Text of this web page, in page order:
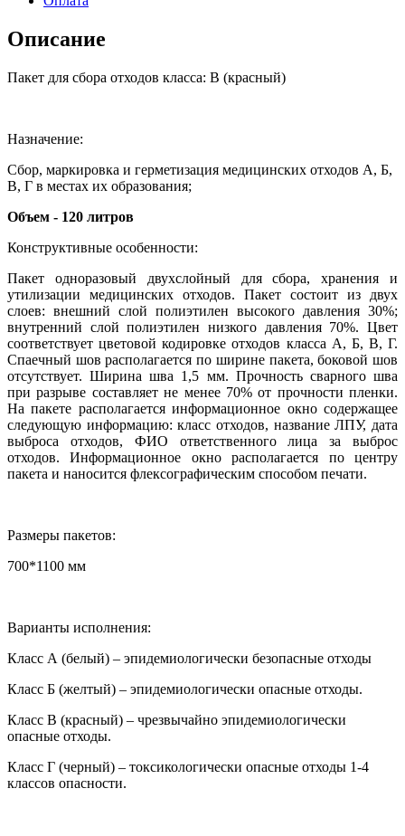
Описание
Пакет для сбора отходов класса: В (красный)
Назначение:
Сбор, маркировка и герметизация медицинских отходов А, Б,
В, Г в местах их образования;
Объем - 120 литров
Конструктивные особенности:
Пакет одноразовый двухслойный для сбора, хранения и
утилизации медицинских отходов. Пакет состоит из двух
слоев: внешний слой полиэтилен высокого давления 30%;
внутренний слой полиэтилен низкого давления 70%. Цвет
соответствует цветовой кодировке отходов класса А, Б, В, Г.
Спаечный шов располагается по ширине пакета, боковой шов
отсутствует. Ширина шва 1,5 мм. Прочность сварного шва
при разрыве составляет не менее 70% от прочности пленки.
На пакете располагается информационное окно содержащее
следующую информацию: класс отходов, название ЛПУ, дата
выброса отходов, ФИО ответственного лица за выброс
отходов. Информационное окно располагается по центру
пакета и наносится флексографическим способом печати.
Размеры пакетов:
700*1100 мм
Варианты исполнения:
Класс А (белый) – эпидемиологически безопасные отходы
Класс Б (желтый) – эпидемиологически опасные отходы.
Класс В (красный) – чрезвычайно эпидемиологически
опасные отходы.
Класс Г (черный) – токсикологически опасные отходы 1-4
классов опасности.